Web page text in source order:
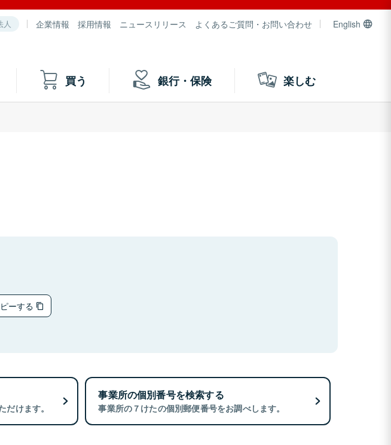
人 企業情報 採用情報 ニュースリリース よくあるご質問・お問い合わせ English
買う 銀行・保険 楽しむ
ーする
けます。
事業所の個別番号を検索する
事業所の７けたの個別郵便番号をお調べします。